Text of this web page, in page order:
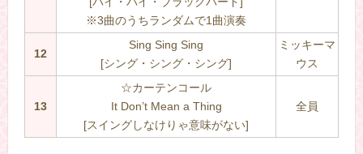
※3曲のうちランダムで1曲演奏
12
Sing Sing Sing
[シング・シング・シング]
ミッキーマ
ウス
13
☆カーテンコール
It Don’t Mean a Thing
[スイングしなけりゃ意味がない]
全員